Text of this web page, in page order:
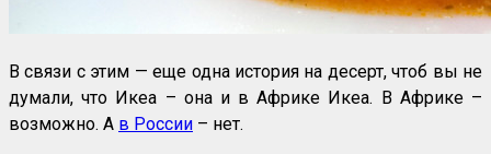
В связи с этим — еще одна история на десерт, чтоб вы не
думали, что Икеа – она и в Африке Икеа. В Африке –
возможно. А в России – нет.